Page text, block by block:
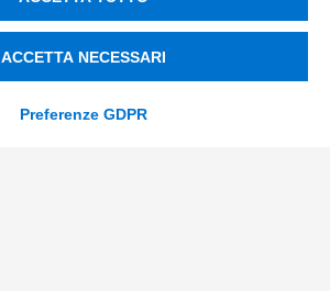
ACCETTA NECESSARI
Preferenze GDPR